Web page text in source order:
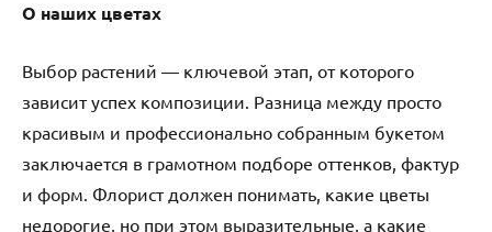
О наших цветах
Выбор растений — ключевой этап, от которого
зависит успех композиции. Разница между просто
красивым и профессионально собранным букетом
заключается в грамотном подборе оттенков, фактур
и форм. Флорист должен понимать, какие цветы
недорогие, но при этом выразительные, а какие